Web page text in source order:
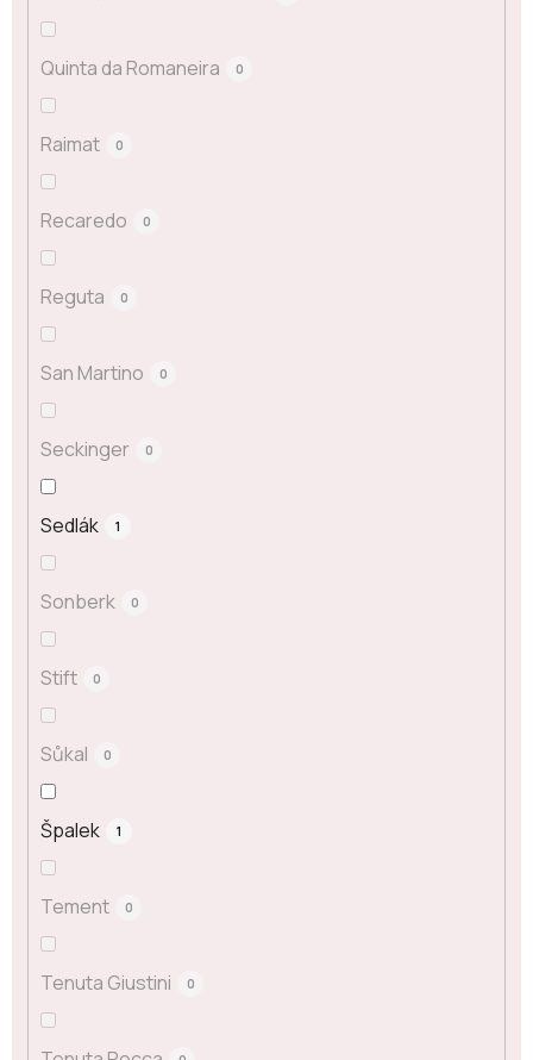
Quinta da Romaneira 0
Raimat 0
Recaredo 0
Reguta 0
San Martino 0
Seckinger 0
Sedlák 1
Sonberk 0
Stift 0
Sůkal 0
Špalek 1
Tement 0
Tenuta Giustini 0